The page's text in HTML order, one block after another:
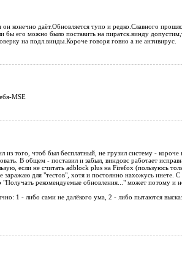
конечно даёт.Обновляется тупо и редко.Славного
бы его можно было поставить на пиратск.винду
на подл.винды.Короче говоря говно а не антивирус.
MSE
того, чтоб был бесплатный, не грузил систему - короче
В общем - поставил и забыл, виндовс работает
если не считать adblock plus на Firefox (пользуюсь
для "тестов", хотя и постоянно нахожусь инете.
"Получать рекомендуемые обновления..." может потому и
1 - либо сами не далёкого ума, 2 - либо пытаются